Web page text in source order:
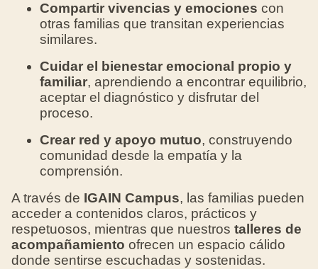
Compartir vivencias y emociones con
otras familias que transitan experiencias
similares.
Cuidar el bienestar emocional propio y
familiar, aprendiendo a encontrar equilibrio,
aceptar el diagnóstico y disfrutar del
proceso.
Crear red y apoyo mutuo, construyendo
comunidad desde la empatía y la
comprensión.
A través de IGAIN Campus, las familias pueden
acceder a contenidos claros, prácticos y
respetuosos, mientras que nuestros talleres de
acompañamiento ofrecen un espacio cálido
donde sentirse escuchadas y sostenidas.